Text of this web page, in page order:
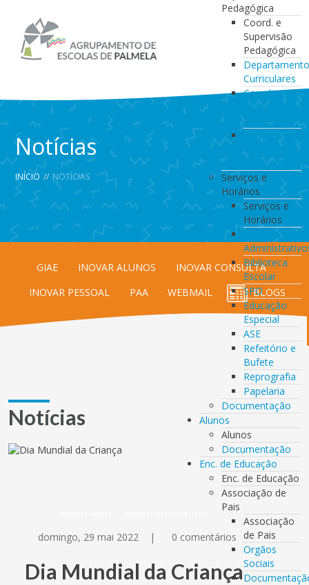
Pedagógica
Coord. e
Supervisão
Pedagógica
Curriculares
Coordenação
da Direção
de Turma
Coordenação
de
Serviços e
Horários
Serviços e
Horários
Serviços
Biblioteca
Escolar
SPO
Educação
Especial
ASE
Refeitório e
Bufete
Reprografia
Papelaria
Documentação
Alunos
Alunos
Documentação
Enc. de Educação
Enc. de Educação
Associação de
Pais
Associação
de Pais
Orgãos
Sociais
Notícias
INÍCIO // NOTÍCIAS
GIAE INOVAR ALUNOS
INOVAR CONSULTA
INOVAR PESSOAL
PAA WEBMAIL BLOGS
Notícias
domingo, 29 mai 2022 | 0 comentários
Dia Mundial da Criança